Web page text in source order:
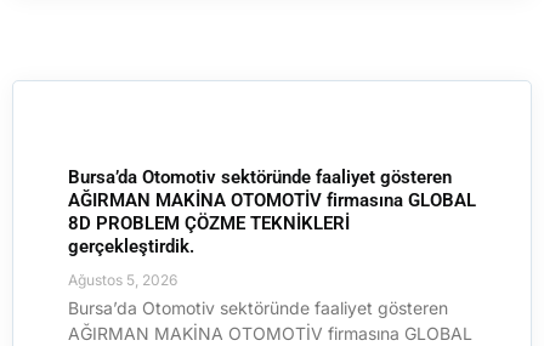
Bursa’da Otomotiv sektöründe faaliyet gösteren
AĞIRMAN MAKİNA OTOMOTİV firmasına GLOBAL
8D PROBLEM ÇÖZME TEKNİKLERİ
gerçekleştirdik.
Ağustos 5, 2026
Bursa’da Otomotiv sektöründe faaliyet gösteren
AĞIRMAN MAKİNA OTOMOTİV firmasına GLOBAL